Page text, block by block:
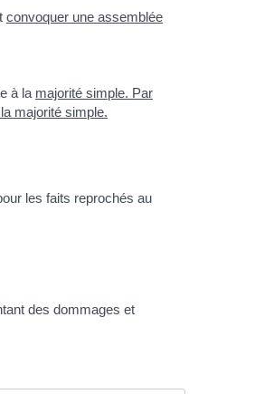
convoquer une assemblée
à la majorité simple. Par
majorité simple.
les faits reprochés au
des dommages et